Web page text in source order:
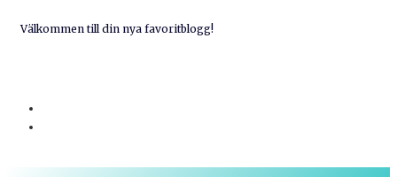
Välkommen till din nya favoritblogg!